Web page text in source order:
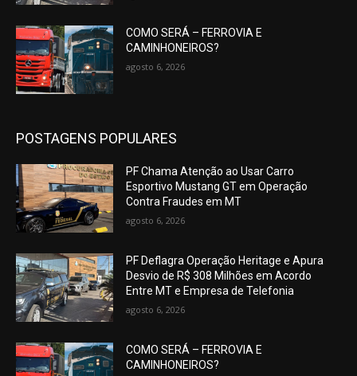
COMO SERÁ – FERROVIA E
CAMINHONEIROS?
agosto 6, 2026
POSTAGENS POPULARES
PF Chama Atenção ao Usar Carro
Esportivo Mustang GT em Operação
Contra Fraudes em MT
agosto 6, 2026
PF Deflagra Operação Heritage e Apura
Desvio de R$ 308 Milhões em Acordo
Entre MT e Empresa de Telefonia
agosto 6, 2026
COMO SERÁ – FERROVIA E
CAMINHONEIROS?